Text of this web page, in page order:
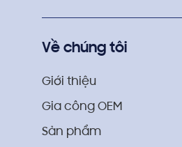
Về chúng tôi
Giới thiệu
Gia công OEM
Sản phẩm